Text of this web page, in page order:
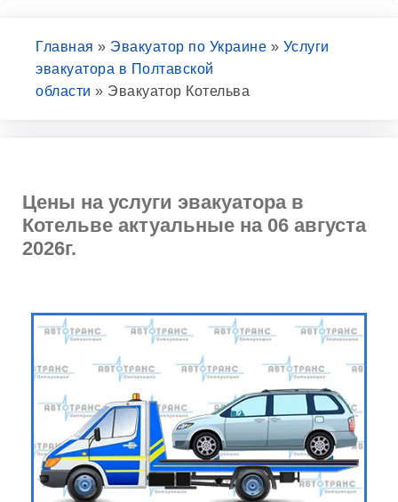
Главная » Эвакуатор по Украине » Услуги
эвакуатора в Полтавской
области » Эвакуатор Котельва
Цены на услуги эвакуатора в
Котельве актуальные на 06 августа
2026г.